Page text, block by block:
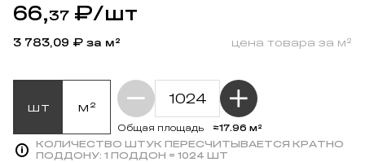
66,37 ₽/шт
3 783,09 ₽ за м² цена товара за м²
шт м²
Общая площадь
≈17.96 м²
КОЛИЧЕСТВО ШТУК ПЕРЕСЧИТЫВАЕТСЯ КРАТНО
ПОДДОНУ: 1 ПОДДОН = 1024 ШТ